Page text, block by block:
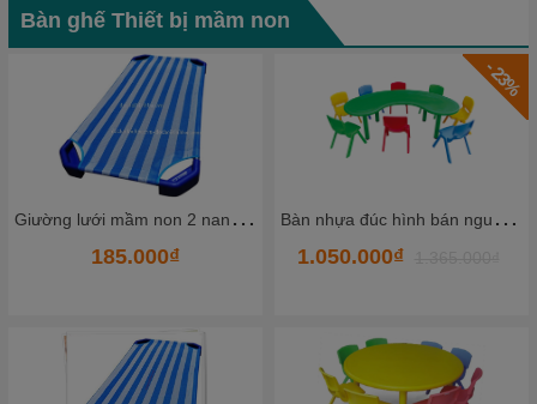
Bàn ghế Thiết bị mầm non
B
àn nhựa đúc hình bán nguyệt NK
1.050.000₫ 1.365.000₫
Bàn nhựa đúc hình vuông NK
645.000₫